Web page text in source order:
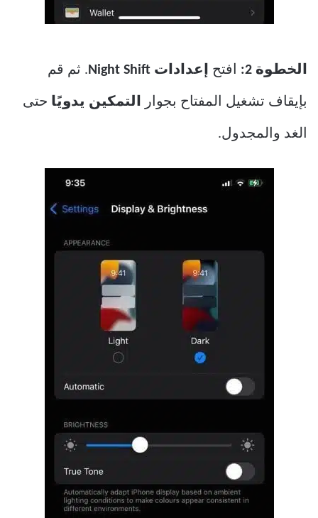
الخطوة 2: افتح إعدادات Night Shift . ثم قم
بإيقاف تشغيل المفتاح بجوار التمكين يدويًا حتى
الغد والمجدول.